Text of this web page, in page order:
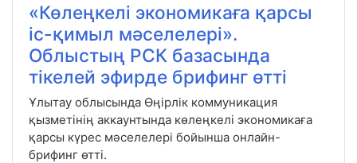
«Көлеңкелі экономикаға қарсы
іс-қимыл мәселелері».
Облыстың РСК базасында
тікелей эфирде брифинг өтті
Ұлытау облысында Өңірлік коммуникация
қызметінің аккаунтында көлеңкелі экономикаға
қарсы күрес мәселелері бойынша онлайн-
брифинг өтті.